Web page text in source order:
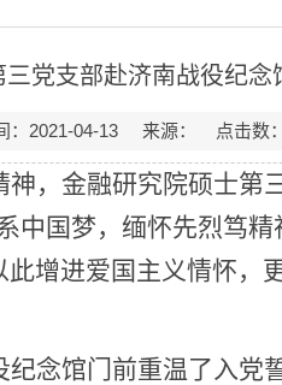
党支部赴济南战役纪念
：2021-04-13 来源： 点击数：
，金融研究院硕士第
中国梦，缅怀先烈笃
增进爱国主义情怀，
念馆门前重温了入党